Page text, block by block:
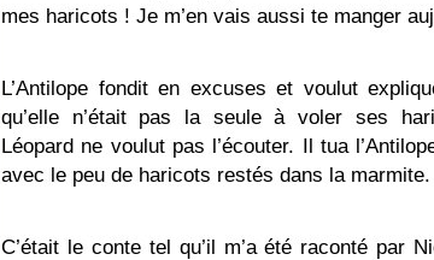
mes haricots ! Je m’en vais aussi te manger
L’Antilope fondit en excuses et voulut
qu’elle n’était pas la seule à voler ses
Léopard ne voulut pas l’écouter. Il tua
avec le peu de haricots restés dans la marmite.
C’était le conte tel qu’il m’a été raconté par